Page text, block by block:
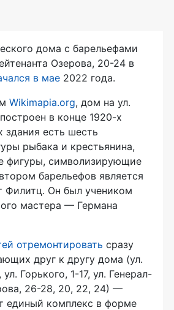
дома с барельефами
Озерова, 20-24 в
в мае 2022 года.
Wikimapia.org, дом на ул.
в конце 1920-х
здания есть шесть
рыбака и крестьянина,
фигуры, символизирующие
барельефов является
Филитц. Он был учеником
мастера — Германа
отремонтировать сразу
друг к другу дома (ул.
Горького, 1-17, ул. Генерал-
26-28, 20, 22, 24) —
единый комплекс в форме